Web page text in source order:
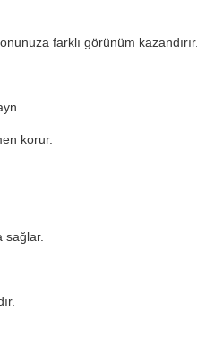
farklı görünüm kazandırır.
korur.
sağlar.